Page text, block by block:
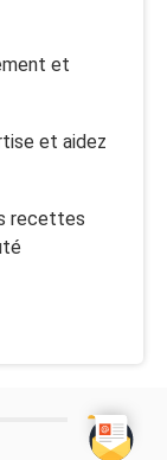
et
et aidez
recettes